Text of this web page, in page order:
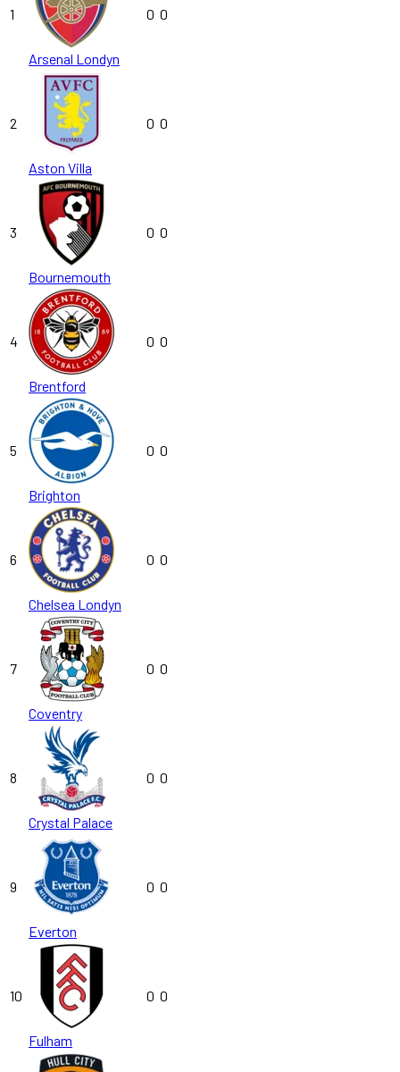
1
Arsenal Londyn
0 0
2
Aston Villa
0 0
3
Bournemouth
0 0
4
Brentford
0 0
5
Brighton
0 0
6
Chelsea Londyn
0 0
7
Coventry
0 0
8
Crystal Palace
0 0
9
Everton
0 0
10
Fulham
0 0